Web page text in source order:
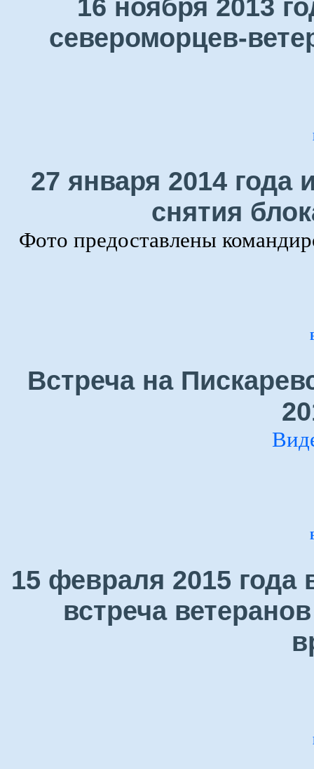
16 ноября 2013
североморцев-
27 января 2014 года
снятия
Фото предоставлены
Встреча на
15 февраля 2015 года
встреча